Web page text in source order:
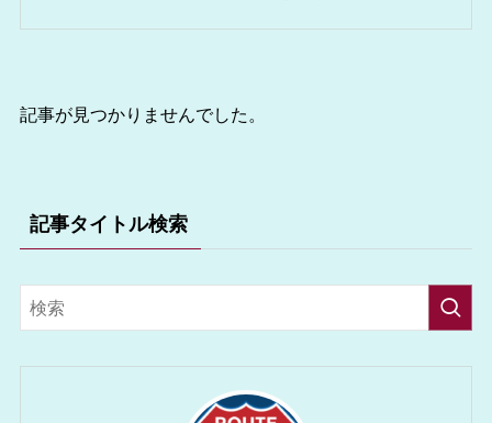
記事が見つかりませんでした。
記事タイトル検索